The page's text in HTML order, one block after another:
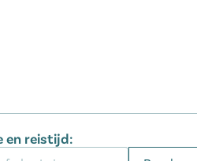
eten
en reistijd: